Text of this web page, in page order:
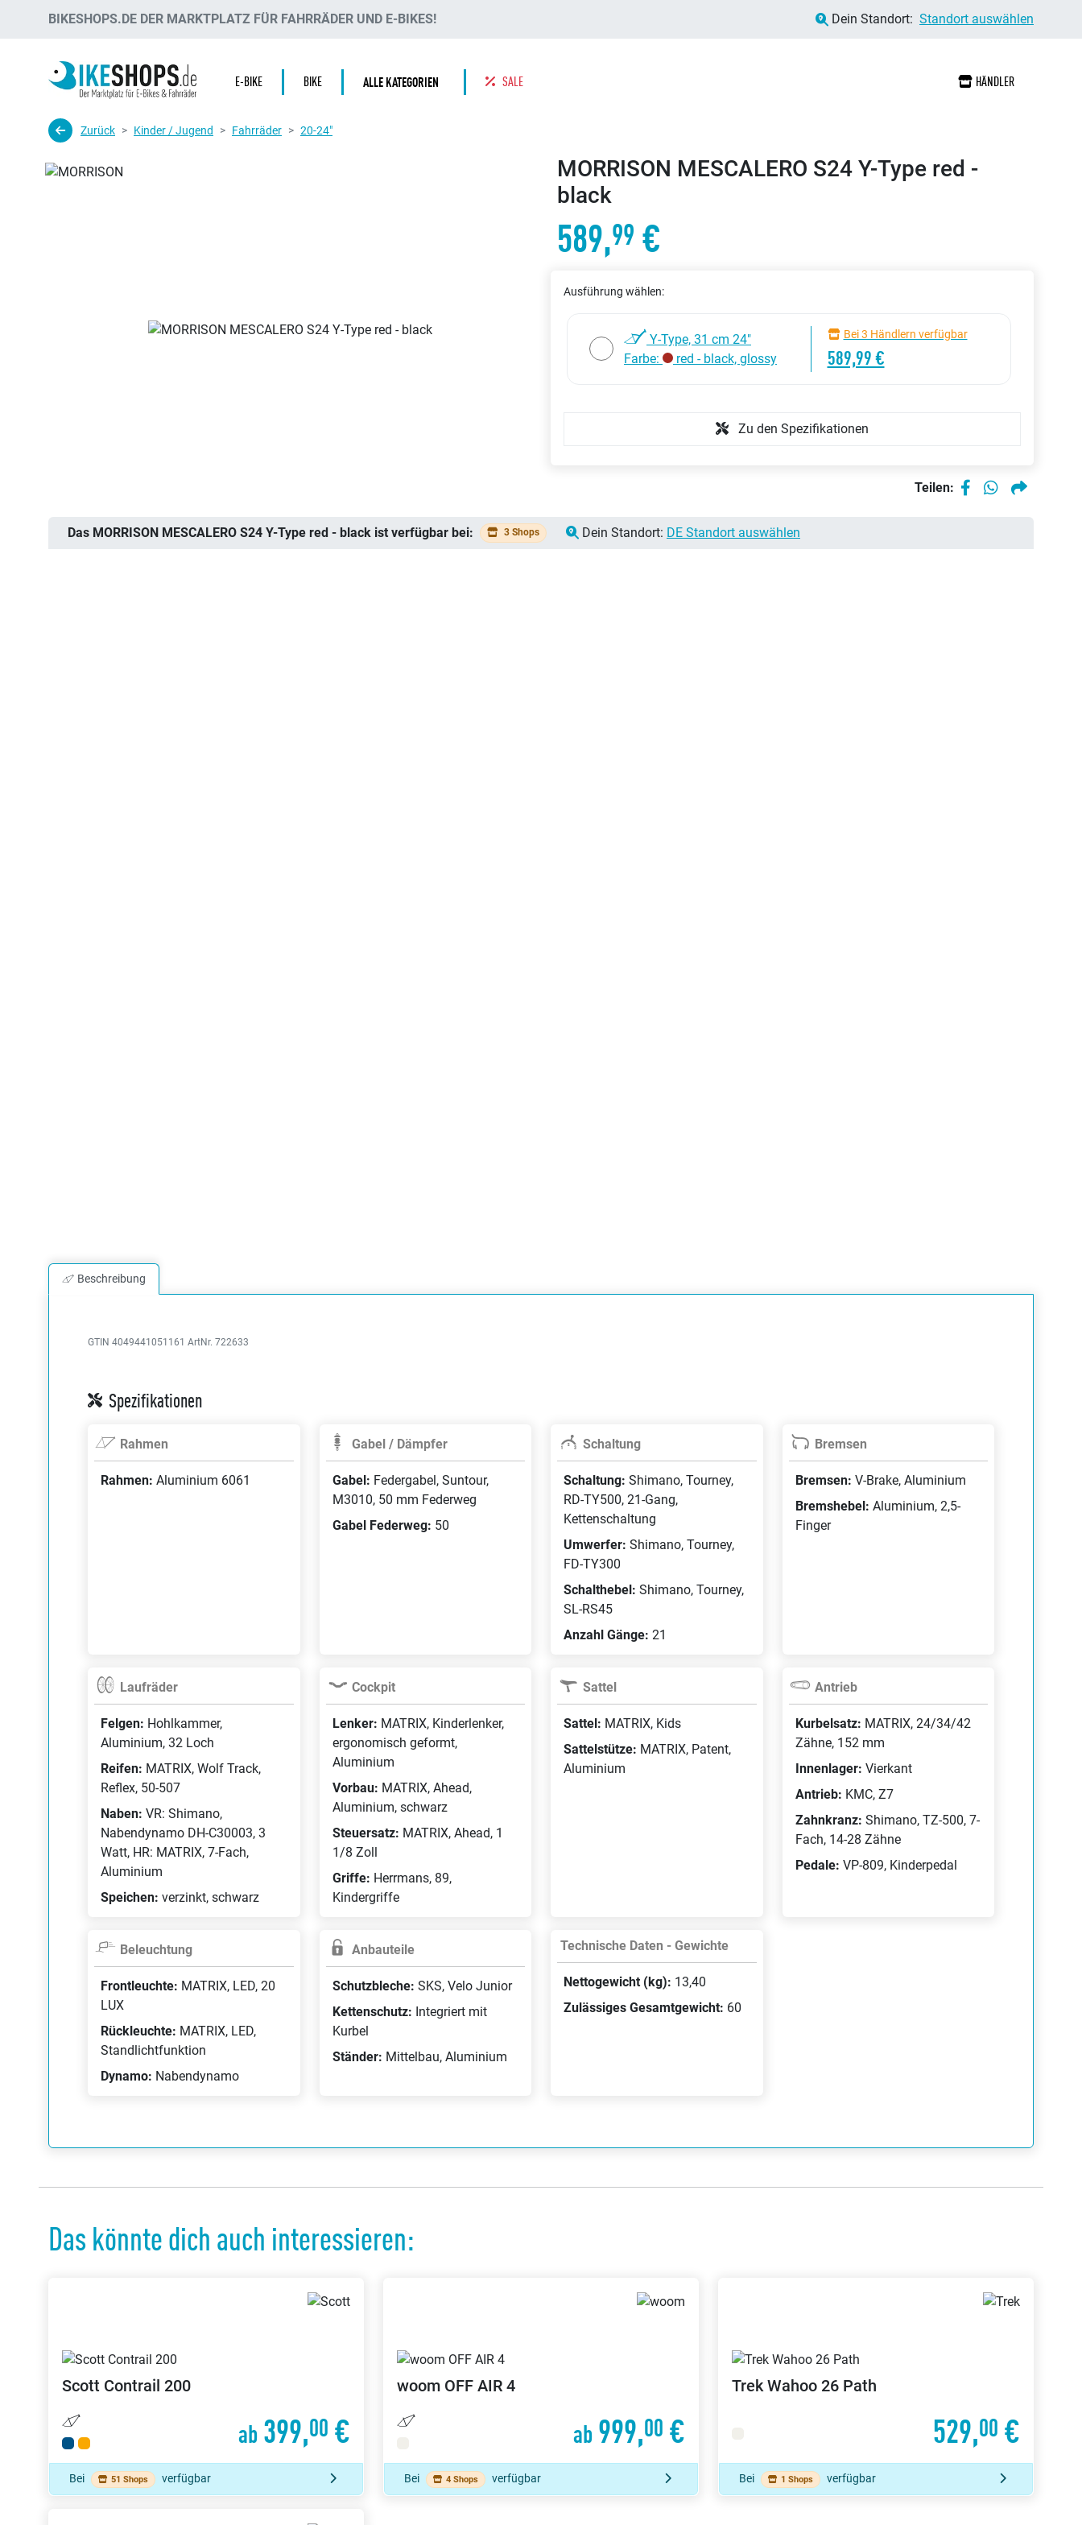
BIKESHOPS.DE DER MARKTPLATZ FÜR FAHRRÄDER UND E-BIKES! Dein Standort: Standort auswählen
E-BIKE BIKE ALLE KATEGORIEN SALE HÄNDLER
Zurück Kinder / Jugend Fahrräder 20-24"
MORRISON MESCALERO S24 Y-Type red -
black
589,99 €
Ausführung wählen:
Y-Type, 31 cm 24"
Farbe:
red - black, glossy
Bei 3 Händlern verfügbar
589,99 €
Zu den Spezifikationen
Teilen:
Das MORRISON MESCALERO S24 Y-Type red - black ist verfügbar bei: 3 Shops Dein Standort: DE Standort auswählen
Beschreibung
GTIN 4049441051161 ArtNr. 722633
Spezifikationen
Rahmen
Rahmen: Aluminium 6061
Gabel / Dämpfer
Gabel: Federgabel, Suntour,
M3010, 50 mm Federweg
Gabel Federweg: 50
Schaltung
Schaltung: Shimano, Tourney,
RD-TY500, 21-Gang,
Kettenschaltung
Umwerfer: Shimano, Tourney,
FD-TY300
Schalthebel: Shimano, Tourney,
SL-RS45
Anzahl Gänge: 21
Bremsen
Bremsen: V-Brake, Aluminium
Bremshebel: Aluminium, 2,5-
Finger
Laufräder
Felgen: Hohlkammer,
Aluminium, 32 Loch
Reifen: MATRIX, Wolf Track,
Reflex, 50-507
Naben: VR: Shimano,
Nabendynamo DH-C30003, 3
Watt, HR: MATRIX, 7-Fach,
Aluminium
Speichen: verzinkt, schwarz
Cockpit
Lenker: MATRIX, Kinderlenker,
ergonomisch geformt,
Aluminium
Vorbau: MATRIX, Ahead,
Aluminium, schwarz
Steuersatz: MATRIX, Ahead, 1
1/8 Zoll
Griffe: Herrmans, 89,
Kindergriffe
Sattel
Sattel: MATRIX, Kids
Sattelstütze: MATRIX, Patent,
Aluminium
Antrieb
Kurbelsatz: MATRIX, 24/34/42
Zähne, 152 mm
Innenlager: Vierkant
Antrieb: KMC, Z7
Zahnkranz: Shimano, TZ-500, 7-
Fach, 14-28 Zähne
Pedale: VP-809, Kinderpedal
Beleuchtung
Frontleuchte: MATRIX, LED, 20
LUX
Rückleuchte: MATRIX, LED,
Standlichtfunktion
Dynamo: Nabendynamo
Anbauteile
Schutzbleche: SKS, Velo Junior
Kettenschutz: Integriert mit
Kurbel
Ständer: Mittelbau, Aluminium
Technische Daten - Gewichte
Nettogewicht (kg): 13,40
Zulässiges Gesamtgewicht: 60
Das könnte dich auch interessieren:
Scott Contrail 200
ab399,00 €
Bei 51 Shops verfügbar
woom OFF AIR 4
ab999,00 €
Bei 4 Shops verfügbar
TrekWahoo 26 Path
529,00 €
Bei 1 Shops verfügbar